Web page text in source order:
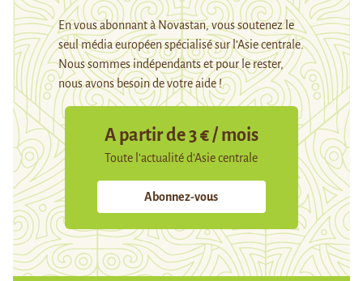
En vous abonnant à Novastan, vous soutenez le
seul média européen spécialisé sur l’Asie centrale.
Nous sommes indépendants et pour le rester,
nous avons besoin de votre aide !
A partir de 3 € / mois
Toute l’actualité d’Asie centrale
Abonnez-vous